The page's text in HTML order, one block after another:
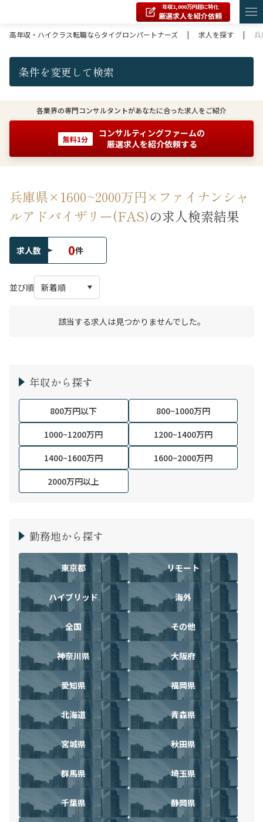
年収1,000万円超に特化
厳選求人を紹介依頼
高年収・ハイクラス転職ならタイグロンパートナーズ
| 求人を探す | 兵
条件を変更して検索
各業界の専門コンサルタントがあなたに合った求人をご紹介
無料1分
コンサルティングファームの
厳選求人を紹介依頼する
兵庫県×1600~2000万円×ファイナンシャ
ルアドバイザリー(FAS)の求人検索結果
求人数 0件
並び順
該当する求人は見つかりませんでした。
年収から探す
800万円以下
800~1000万円
1000~1200万円
1200~1400万円
1400~1600万円
1600~2000万円
2000万円以上
勤務地から探す
東京都 リモート
ハイブリッド 海外
全国 その他
神奈川県 大阪府
愛知県 福岡県
北海道 青森県
宮城県 秋田県
群馬県 埼玉県
千葉県 静岡県